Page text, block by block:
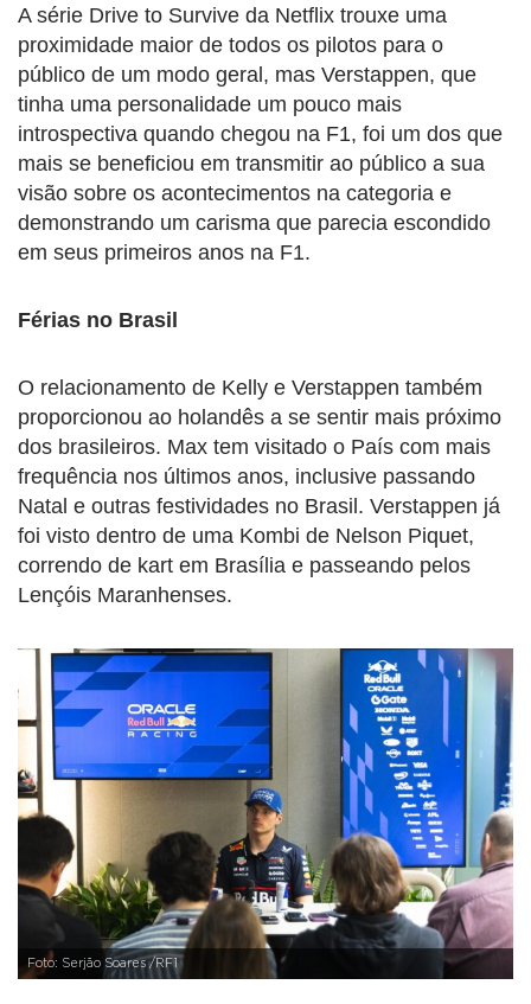
A série Drive to Survive da Netflix trouxe uma
proximidade maior de todos os pilotos para o
público de um modo geral, mas Verstappen, que
tinha uma personalidade um pouco mais
introspectiva quando chegou na F1, foi um dos que
mais se beneficiou em transmitir ao público a sua
visão sobre os acontecimentos na categoria e
demonstrando um carisma que parecia escondido
em seus primeiros anos na F1.
Férias no Brasil
O relacionamento de Kelly e Verstappen também
proporcionou ao holandês a se sentir mais próximo
dos brasileiros. Max tem visitado o País com mais
frequência nos últimos anos, inclusive passando
Natal e outras festividades no Brasil. Verstappen já
foi visto dentro de uma Kombi de Nelson Piquet,
correndo de kart em Brasília e passeando pelos
Lençóis Maranhenses.
Foto: Serjão Soares /RF1